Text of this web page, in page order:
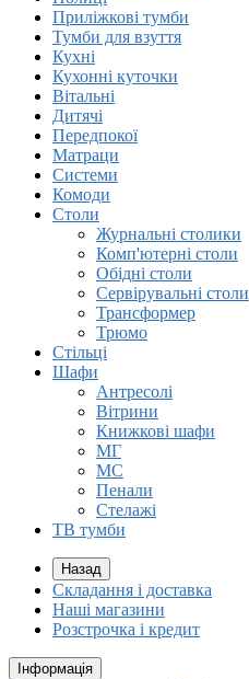
Приліжкові тумби
Тумби для взуття
Кухні
Кухонні куточки
Вітальні
Дитячі
Передпокої
Матраци
Системи
Комоди
Столи
Журнальні столики
Комп'ютерні столи
Обідні столи
Сервірувальні столи
Трансформер
Трюмо
Стільці
Шафи
Антресолi
Вітрини
Книжковi шафи
МГ
МС
Пенали
Стелажі
ТВ тумби
Назад
Складання і доставка
Наші магазини
Розстрочка і кредит
Інформація